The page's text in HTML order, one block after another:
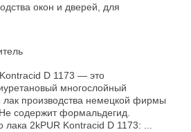
окон и дверей, для
D 1173 — это
многослойный
производства немецкой фирмы
содержит формальдегид.
лака 2kPUR Kontracid D 1173: ...